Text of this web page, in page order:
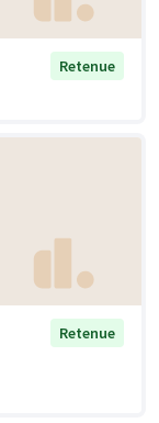
Retenue
Retenue